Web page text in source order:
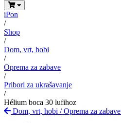
iPon
/
Shop
/
Dom, vrt, hobi
/
Oprema za zabave
/
Pribori za ukrašavanje
/
Hélium boca 30 lufihoz
Dom, vrt, hobi /Oprema za zabave